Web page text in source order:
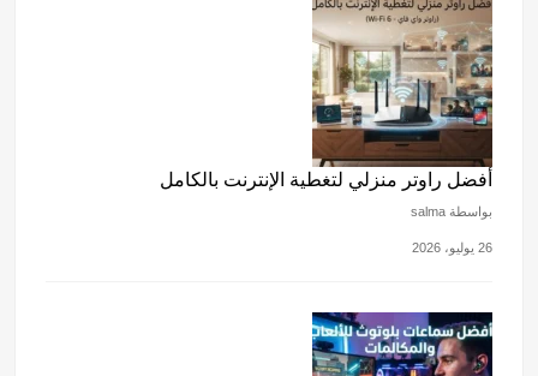
أفضل راوتر منزلي لتغطية الإنترنت بالكامل
بواسطة salma
26 يوليو، 2026